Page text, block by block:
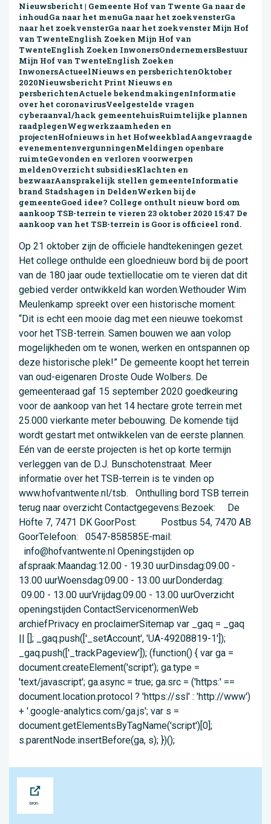
Nieuwsbericht | Gemeente Hof van Twente Ga naar de
inhoudGa naar het menuGa naar het zoekvensterGa
naar het zoekvensterGa naar het zoekvenster Mijn Hof
van TwenteEnglish Zoeken Mijn Hof van
TwenteEnglish Zoeken InwonersOndernemersBestuur
Mijn Hof van TwenteEnglish Zoeken
InwonersActueelNieuws en persberichtenOktober
2020Nieuwsbericht Print Nieuws en
persberichtenActuele bekendmakingenInformatie
over het coronavirusVeelgestelde vragen
cyberaanval/hack gemeentehuisRuimtelijke plannen
raadplegenWegwerkzaamheden en
projectenHofnieuws in het HofweekbladAangevraagde
evenementenvergunningenMeldingen openbare
ruimteGevonden en verloren voorwerpen
meldenOverzicht subsidiesKlachten en
bezwaarAansprakelijk stellen gemeenteInformatie
brand Stadshagen in DeldenWerken bij de
gemeenteGoed idee? College onthult nieuw bord om
aankoop TSB-terrein te vieren 23 oktober 2020 15:47 De
aankoop van het TSB-terrein is Goor is officieel rond.
Op 21 oktober zijn de officiele handtekeningen gezet.
Het college onthulde een gloednieuw bord bij de poort
van de 180 jaar oude textiellocatie om te vieren dat dit
gebied verder ontwikkeld kan worden.Wethouder Wim
Meulenkamp spreekt over een historische moment:
“Dit is echt een mooie dag met een nieuwe toekomst
voor het TSB-terrein. Samen bouwen we aan volop
mogelijkheden om te wonen, werken en ontspannen op
deze historische plek!” De gemeente koopt het terrein
van oud-eigenaren Droste Oude Wolbers. De
gemeenteraad gaf 15 september 2020 goedkeuring
voor de aankoop van het 14 hectare grote terrein met
25.000 vierkante meter bebouwing. De komende tijd
wordt gestart met ontwikkelen van de eerste plannen.
Eén van de eerste projecten is het op korte termijn
verleggen van de D.J. Bunschotenstraat. Meer
informatie over het TSB-terrein is te vinden op
www.hofvantwente.nl/tsb. Onthulling bord TSB terrein
terug naar overzicht Contactgegevens:Bezoek: De
Höfte 7, 7471 DK GoorPost: Postbus 54, 7470 AB
GoorTelefoon: 0547-858585E-mail:
info@hofvantwente.nl Openingstijden op
afspraak:Maandag:12.00 - 19.30 uurDinsdag:09.00 -
13.00 uurWoensdag:09.00 - 13.00 uurDonderdag:
09.00 - 13.00 uurVrijdag:09.00 - 13.00 uurOverzicht
openingstijden ContactServicenormenWeb
archiefPrivacy en proclaimerSitemap var _gaq = _gaq
|| []; _gaq.push(['_setAccount', 'UA-49208819-1']);
_gaq.push(['_trackPageview']); (function() { var ga =
document.createElement('script'); ga.type =
'text/javascript'; ga.async = true; ga.src = ('https:' ==
document.location.protocol ? 'https://ssl' : 'http://www')
+ '.google-analytics.com/ga.js'; var s =
document.getElementsByTagName('script')[0];
s.parentNode.insertBefore(ga, s); })();